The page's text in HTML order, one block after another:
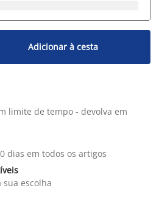
Adicionar à cesta
limite de tempo - devolva em
dias em todos os artigos
escolha